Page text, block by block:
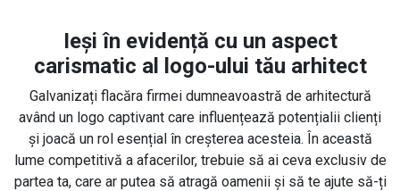
Ieși în evidență cu un aspect
carismatic al logo-ului tău arhitect
Galvanizați flacăra firmei dumneavoastră de arhitectură
având un logo captivant care influențează potențialii clienți
și joacă un rol esențial în creșterea acesteia. În această
lume competitivă a afacerilor, trebuie să ai ceva exclusiv de
partea ta, care ar putea să atragă oamenii și să te ajute să-ți